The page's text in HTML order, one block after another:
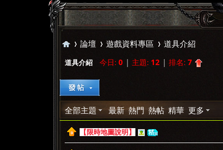
»
論壇 遊戲資料專區 道具介紹
道具介紹 今日: 0 | 主題: 12 | 排名: 7
全部主題 最新 熱門 熱帖 精華 更多
【限時地圖說明】